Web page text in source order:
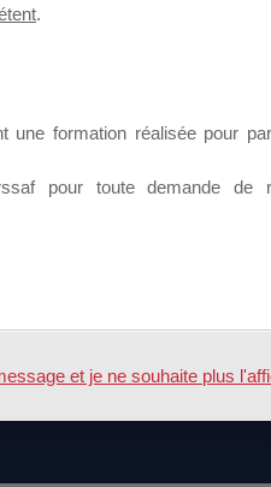
ou poser une question.
.
une formation réalisée pour
pour toute demande de
et je ne souhaite plus